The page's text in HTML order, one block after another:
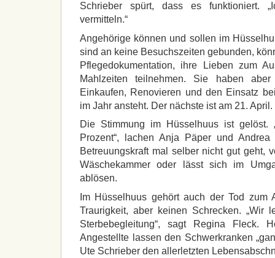
Schrieber spürt, dass es funktioniert.
vermitteln.“
Angehörige können und sollen im
sind an keine Besuchszeiten gebunden,
Pflegedokumentation, ihre Lieben zum
Mahlzeiten teilnehmen. Sie haben
Einkaufen, Renovieren und den Einsatz
im Jahr ansteht. Der nächste ist am 21. April.
Die Stimmung im Hüsselhuus ist gelöst.
Prozent“, lachen Anja Päper und
Betreuungskraft mal selber nicht gut geht,
Wäschekammer oder lässt sich im
ablösen.
Im Hüsselhuus gehört auch der Tod zum
Traurigkeit, aber keinen Schrecken. „Wir
Sterbebegleitung“, sagt Regina Fleck.
Angestellte lassen den Schwerkranken
Ute Schrieber den allerletzten